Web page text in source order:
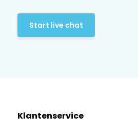
Start live chat
Klantenservice